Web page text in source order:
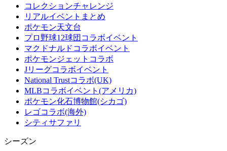
コレクションチャレンジ
リアルイベントまとめ
ポケモン天文台
プロ野球12球団コラボイベント
マクドナルドコラボイベント
ポケモンジェットコラボ
Jリーグコラボイベント
National Trustコラボ(UK)
MLBコラボイベント(アメリカ)
ポケモン化石博物館(シカゴ)
レゴコラボ(海外)
シティサファリ
シーズン